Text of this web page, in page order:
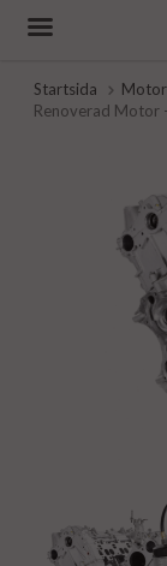
Startsida
Renoverad